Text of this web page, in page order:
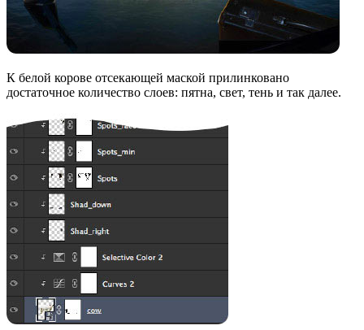
К белой корове отсекающей маской прилинковано
достаточное количество слоев: пятна, свет, тень и так далее.